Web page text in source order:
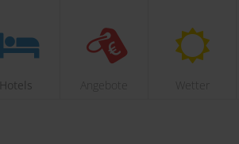
Hotels